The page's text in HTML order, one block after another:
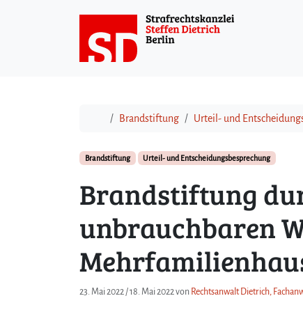
StartBrandstiftung Urteil- und
Brandstiftung Urteil- und Entscheidungsbesprechung
Brandstiftung
unbrauchbaren
23. Mai 2022 /18. Mai 2022von Rechtsanwalt Dietrich,